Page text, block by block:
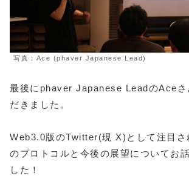
写真：Ace (phaver Japanese Lead)
最後にphaver Japanese LeadのAceさ
だきました。
Web3.0版のTwitter(現 X)として注目
のプロトコルと今後の展望についてお
した！